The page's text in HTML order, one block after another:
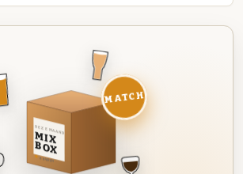
DEZE MAAND
MIX
BOX
8 BIEREN
MATCH